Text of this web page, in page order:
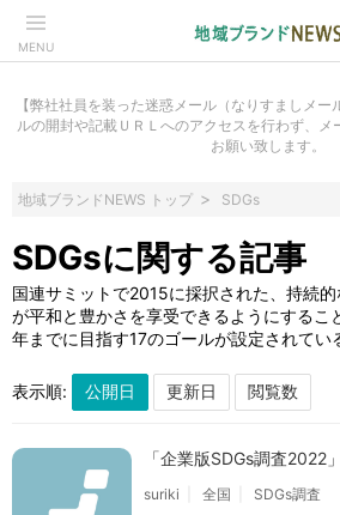
MENU
【弊社社員を装った迷惑メール（なりすましメ
ルの開封や記載ＵＲＬへのアクセスを行わず、メ
お願い致します。
地域ブランドNEWS トップ SDGs
SDGsに関する記事
国連サミットで2015に採択された、持続
が平和と豊かさを享受できるようにする
年までに目指す17のゴールが設定されてい
表示順:
「企業版SDGs調査2022
suriki 全国
SDGs調査